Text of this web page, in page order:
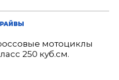
мотоциклы
250 куб.см.